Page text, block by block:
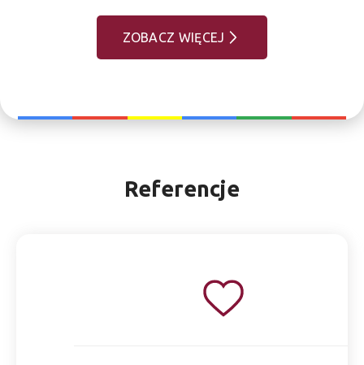
ZOBACZ WIĘCEJ
Referencje